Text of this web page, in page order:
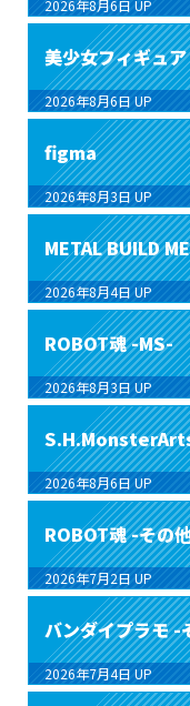
2026年8月6日 UP
美少女フィギュア
2026年8月6日 UP
figma
2026年8月3日 UP
METAL BUILD
2026年8月4日 UP
ROBOT魂 -MS-
2026年8月3日 UP
2026年8月6日 UP
ROBOT魂 -その
2026年7月2日 UP
バンダイプラモ -
2026年7月4日 UP